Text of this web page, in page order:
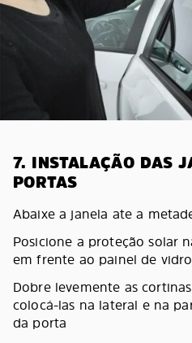
7. INSTALAÇÃO DAS
PORTAS
Abaixe a janela ate a
Posicione a proteção solar
em frente ao painel de
Dobre levemente as
colocá-las na lateral e na
da porta